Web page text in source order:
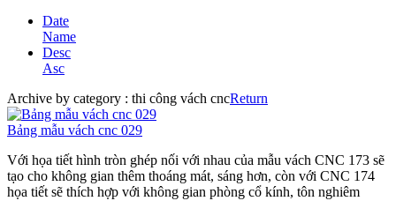
Date
Name
Desc
Asc
Archive by category : thi công vách cncReturn
Bảng mẫu vách cnc 029
Với họa tiết hình tròn ghép nối với nhau của mẫu vách CNC 173 sẽ
tạo cho không gian thêm thoáng mát, sáng hơn, còn với CNC 174
họa tiết sẽ thích hợp với không gian phòng cổ kính, tôn nghiêm